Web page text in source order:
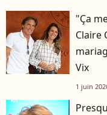
"Ça
Claire
Vix
1 juin